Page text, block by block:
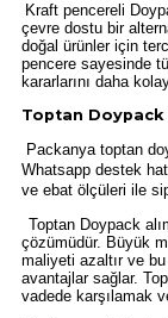
Kraft pencereli
çevre dostu bir
doğal ürünler için
pencere sayesinde
kararlarını daha
Toptan Doypack
Whatsapp destek
ve ebat ölçüleri ile
Toptan Doypack
çözümüdür. Büyük
maliyeti azaltır ve
avantajlar sağlar.
vadede karşılamak